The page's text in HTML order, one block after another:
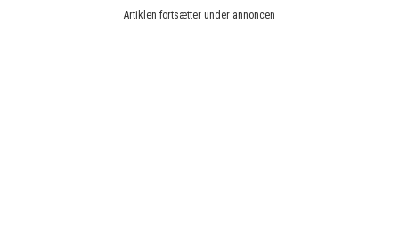
Artiklen fortsætter under annoncen